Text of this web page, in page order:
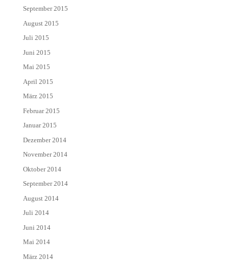
September 2015
August 2015
Juli 2015
Juni 2015
Mai 2015
April 2015
März 2015
Februar 2015
Januar 2015
Dezember 2014
November 2014
Oktober 2014
September 2014
August 2014
Juli 2014
Juni 2014
Mai 2014
März 2014